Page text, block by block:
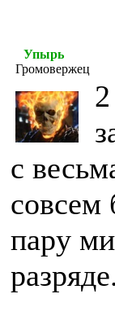
Упырь
Громовержец
с
совсем
пару
разряде.